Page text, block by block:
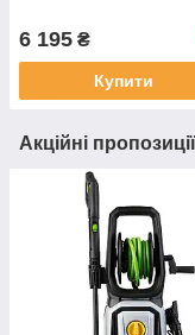
6 195 ₴
Купити
Акційні